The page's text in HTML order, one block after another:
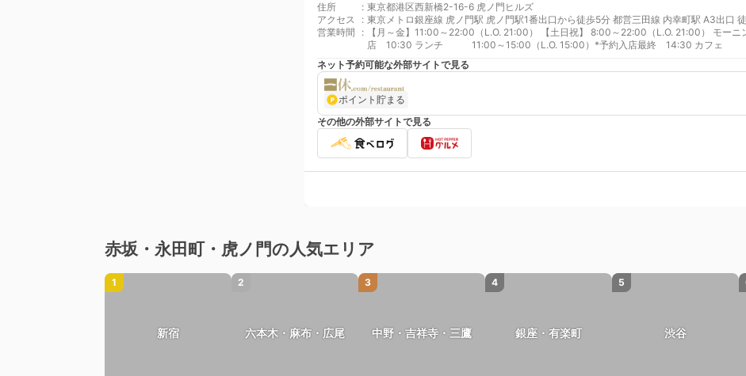
住所 : 東京都港区西新橋2-16-6 虎ノ門ヒルズ
アクセス
: 東京メトロ銀座線 虎ノ門駅 虎ノ門駅1番出口から徒歩5分 都営三田線 内幸町駅 A3出口
営業時間
:
【月～金】11:00～22:00（L.O. 21:00） 【土日祝】 8:00～22:00（L.O. 21:00） モーニング 8:00～11:00（L.O. 10:45）*予約最終入
店 10:30 ランチ 11:00～15:00（L.O. 15:00）*予約入店最終 14:30 カフェ
22:00（L.O. 21:00）*予約最終入店 20:30
ネット予約可能な外部サイトで見る
ポイント貯まる
その他の外部サイトで見る
赤坂・永田町・虎ノ門の人気エリア
1
新宿
2
六本木・麻布・広尾
3
中野・吉祥寺・三鷹
4
銀座・有楽町
5
渋谷